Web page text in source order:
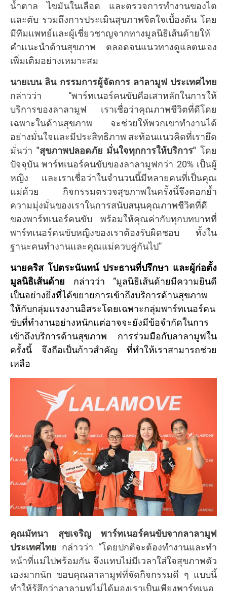
น้ำตาล ไขมันในเลือด และตรวจการทำงานของไต
และตับ รวมถึงการประเมินสุขภาพจิตใจเบื้องต้น โดย
มีทีมแพทย์และผู้เชี่ยวชาญจากทางมูลนิธิเส้นด้ายให้
คำแนะนำด้านสุขภาพ ตลอดจนแนวทางดูแลตนเอง
เพิ่มเติมอย่างเหมาะสม
นายเบน ลิน กรรมการผู้จัดการ ลาลามูฟ ประเทศไทย
กล่าวว่า
“พาร์ทเนอร์คนขับคือเสาหลักในการให้
บริการของลาลามูฟ เราเชื่อว่าคุณภาพชีวิตที่ดีโดย
เฉพาะในด้านสุขภาพ จะช่วยให้พวกเขาทำงานได้
อย่างมั่นใจและมีประสิทธิภาพ สะท้อนแนวคิดที่เรายึด
มั่นว่า "สุขภาพปลอดภัย มั่นใจทุกการให้บริการ" โดย
ปัจจุบัน พาร์ทเนอร์คนขับของลาลามูฟกว่า 20% เป็นผู้
หญิง และเราเชื่อว่าในจำนวนนี้มีหลายคนที่เป็นคุณ
แม่ด้วย กิจกรรมตรวจสุขภาพในครั้งนี้จึงตอกย้ำ
ความมุ่งมั่นของเราในการสนับสนุนคุณภาพชีวิตที่ดี
ของพาร์ทเนอร์คนขับ พร้อมให้คุณค่ากับทุกบทบาทที่
พาร์ทเนอร์คนขับหญิงของเราต้องรับผิดชอบ ทั้งใน
ฐานะคนทำงานและคุณแม่ควบคู่กันไป”
นายคริส โปตระนันทน์ ประธานที่ปรึกษา และผู้ก่อตั้ง
มูลนิธิเส้นด้าย
กล่าวว่า “มูลนิธิเส้นด้ายมีความยินดี
เป็นอย่างยิ่งที่ได้ขยายการเข้าถึงบริการด้านสุขภาพ
ให้กับกลุ่มแรงงานอิสระโดยเฉพาะกลุ่มพาร์ทเนอร์คน
ขับที่ทำงานอย่างหนักแต่อาจจะยังมีข้อจำกัดในการ
เข้าถึงบริการด้านสุขภาพ การร่วมมือกับลาลามูฟใน
ครั้งนี้ จึงถือเป็นก้าวสำคัญ ที่ทำให้เราสามารถช่วย
เหลือ
คุณมัทนา สุขเจริญ
พาร์ทเนอร์คนขับจากลาลามูฟ
ประเทศไทย กล่าวว่า “โดยปกติจะต้องทำงานและทำ
หน้าที่แม่ไปพร้อมกัน จึงแทบไม่มีเวลาใส่ใจสุขภาพตัว
เองมากนัก ขอบคุณลาลามูฟที่จัดกิจกรรมดี ๆ แบบนี้
ทำให้รู้สึกว่าลาลามูฟไม่ได้มองเราเป็นเพียงพาร์ทเนอ